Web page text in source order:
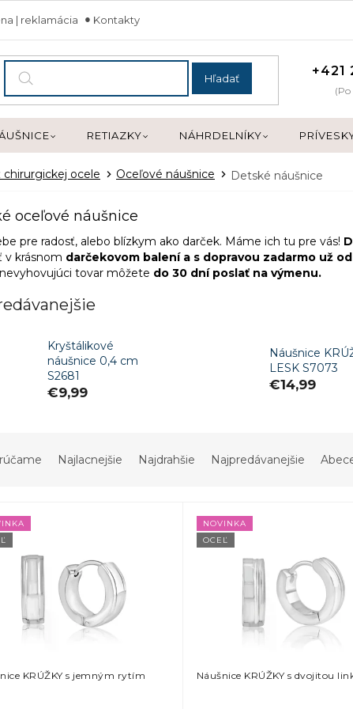
| reklamácia Kontakty
Hľadať +421
(Po
RETIAZKY NÁHRDELNÍKY
chirurgickej ocele Oceľové náušnice Detské náušnice
oceľové náušnice
pre radosť, alebo blízkym ako darček. Máme ich tu pre vás!
v krásnom darčekovom balení a s dopravou zadarmo už
tovar môžete do 30 dní poslať na výmenu.
Kryštálikové
náušnice 0,4 cm
S2681
€9,99
Náušnice
LESK S7073
€14,99
Najlacnejšie Najdrahšie Najpredávanejšie
KRÚŽKY s jemným rytím
NOVINKA
OCEĽ
Náušnice KRÚŽKY s dvojitou